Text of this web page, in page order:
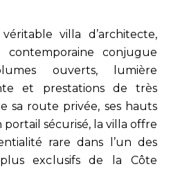
villa d’architecte,
conjugue
ouverts, lumière
et prestations de très
sa route privée, ses hauts
portail sécurisé, la villa offre
rare dans l’un des
exclusifs de la Côte